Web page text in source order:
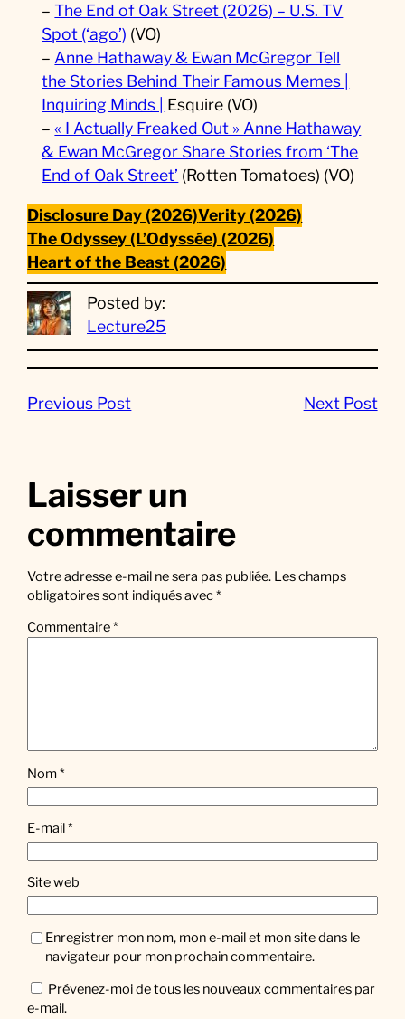
–The End of Oak Street (2026) – U.S. TV
Spot (‘ago’) (VO)
– Anne Hathaway & Ewan McGregor Tell
the Stories Behind Their Famous Memes |
Inquiring Minds |
Esquire (VO)
–« I Actually Freaked Out » Anne Hathaway
& Ewan McGregor Share Stories from ‘The
End of Oak Street’ (Rotten Tomatoes) (VO)
Disclosure Day (2026)Verity (2026)
The Odyssey (L’Odyssée) (2026)
Heart of the Beast (2026)
Posted by:
Lecture25
Previous Post Next Post
Laisser un
commentaire
Votre adresse e-mail ne sera pas publiée. Les champs
obligatoires sont indiqués avec*
Commentaire*
Nom*
E-mail*
Site web
Enregistrer mon nom, mon e-mail et mon site dans le
navigateur pour mon prochain commentaire.
Prévenez-moi de tous les nouveaux commentaires par
e-mail.